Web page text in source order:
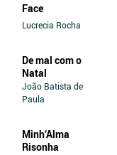
Face
Lucrecia Rocha
De mal com o
Natal
João Batista de
Paula
Minh’Alma
Risonha